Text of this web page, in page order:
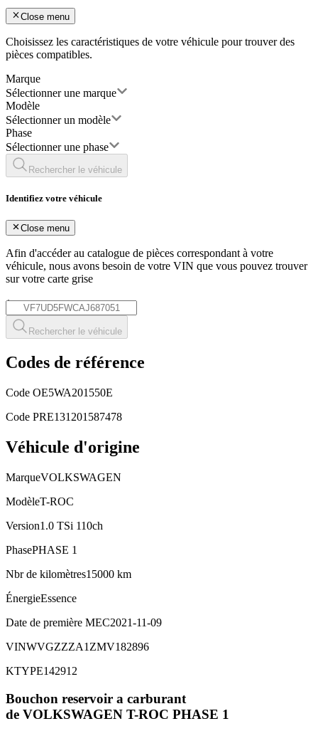
Close menu
Choisissez les caractéristiques de votre véhicule pour trouver des
pièces compatibles.
Marque
Sélectionner une marque
Modèle
Sélectionner un modèle
Phase
Sélectionner une phase
Rechercher le véhicule
Identifiez votre véhicule
Close menu
Afin d'accéder au catalogue de pièces correspondant à votre
véhicule, nous avons besoin de votre VIN que vous pouvez trouver
sur votre carte grise
*
Rechercher le véhicule
Codes de référence
Code OE5WA201550E
Code PRE131201587478
Véhicule d'origine
MarqueVOLKSWAGEN
ModèleT-ROC
Version1.0 TSi 110ch
PhasePHASE 1
Nbr de kilomètres15000 km
ÉnergieEssence
Date de première MEC2021-11-09
VINWVGZZZA1ZMV182896
KTYPE142912
Bouchon reservoir a carburant
de VOLKSWAGEN T-ROC PHASE 1